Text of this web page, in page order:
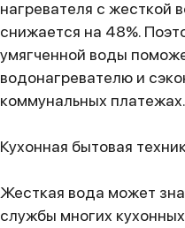
нагревателя с жесткой
снижается на 48%.
умягченной воды
водонагревателю и
коммунальных платежах.
Кухонная бытовая
Жесткая вода может
службы многих